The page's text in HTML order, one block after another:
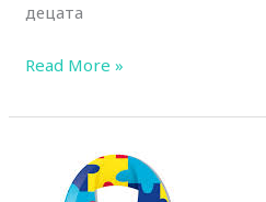
децата
Read More »
Световноизвестният
лекар